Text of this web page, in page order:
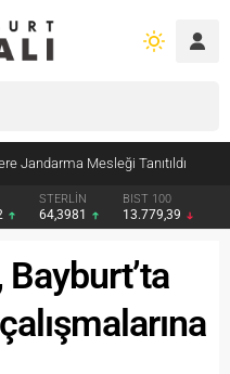
Jandarma Mesleği Tanıtıldı
STERLİN
64,3981
BIST 100
13.779,39